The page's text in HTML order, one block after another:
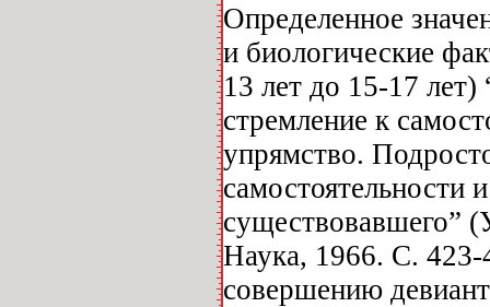
Определенное
и биологические
13 лет до 15-17 лет)
стремление к
упрямство.
самостоятельности
существовавшего”
Наука, 1966. С. 423-
совершению